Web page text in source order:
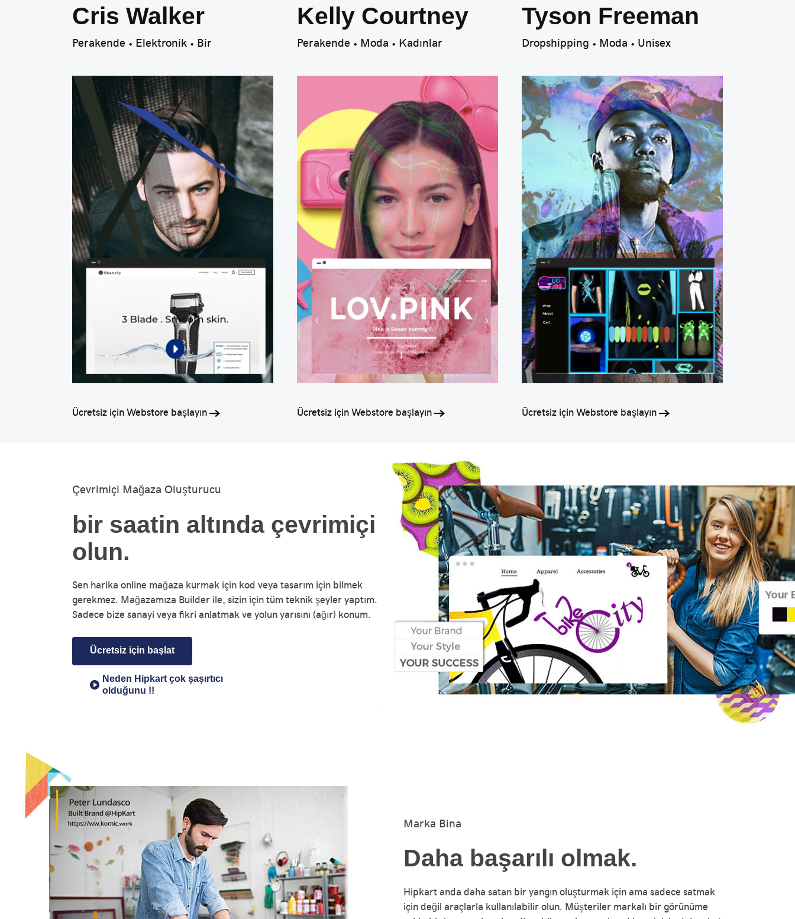
Cris Walker
Perakende • Elektronik • Bir
Ücretsiz için Webstore başlayın
Kelly Courtney
Perakende • Moda • Kadınlar
Ücretsiz için Webstore başlayın
Tyson Freeman
Dropshipping • Moda • Unisex
Ücretsiz için Webstore başlayın
Çevrimiçi Mağaza Oluşturucu
bir saatin altında çevrimiçi
olun.
Sen harika online mağaza kurmak için kod veya tasarım için bilmek
gerekmez. Mağazamıza Builder ile, sizin için tüm teknik şeyler yaptım.
Sadece bize sanayi veya fikri anlatmak ve yolun yarısını (ağır) konum.
Ücretsiz için başlat
Neden Hipkart çok şaşırtıcı
olduğunu !!
Marka Bina
Daha başarılı olmak.
Hipkart anda daha satan bir yangın oluşturmak için ama sadece satmak
için değil araçlarla kullanılabilir olun. Müşteriler markalı bir görünüme